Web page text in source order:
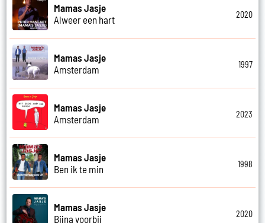
Mamas Jasje
Alweer een hart
2020
Mamas Jasje
Amsterdam
1997
Mamas Jasje
Amsterdam
2023
Mamas Jasje
Ben ik te min
1998
Mamas Jasje
Bijna voorbij
2020